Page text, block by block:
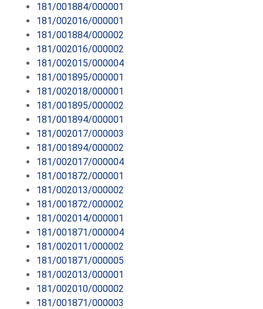
181/001884/000001
181/002016/000001
181/001884/000002
181/002016/000002
181/002015/000004
181/001895/000001
181/002018/000001
181/001895/000002
181/001894/000001
181/002017/000003
181/001894/000002
181/002017/000004
181/001872/000001
181/002013/000002
181/001872/000002
181/002014/000001
181/001871/000004
181/002011/000002
181/001871/000005
181/002013/000001
181/002010/000002
181/001871/000003